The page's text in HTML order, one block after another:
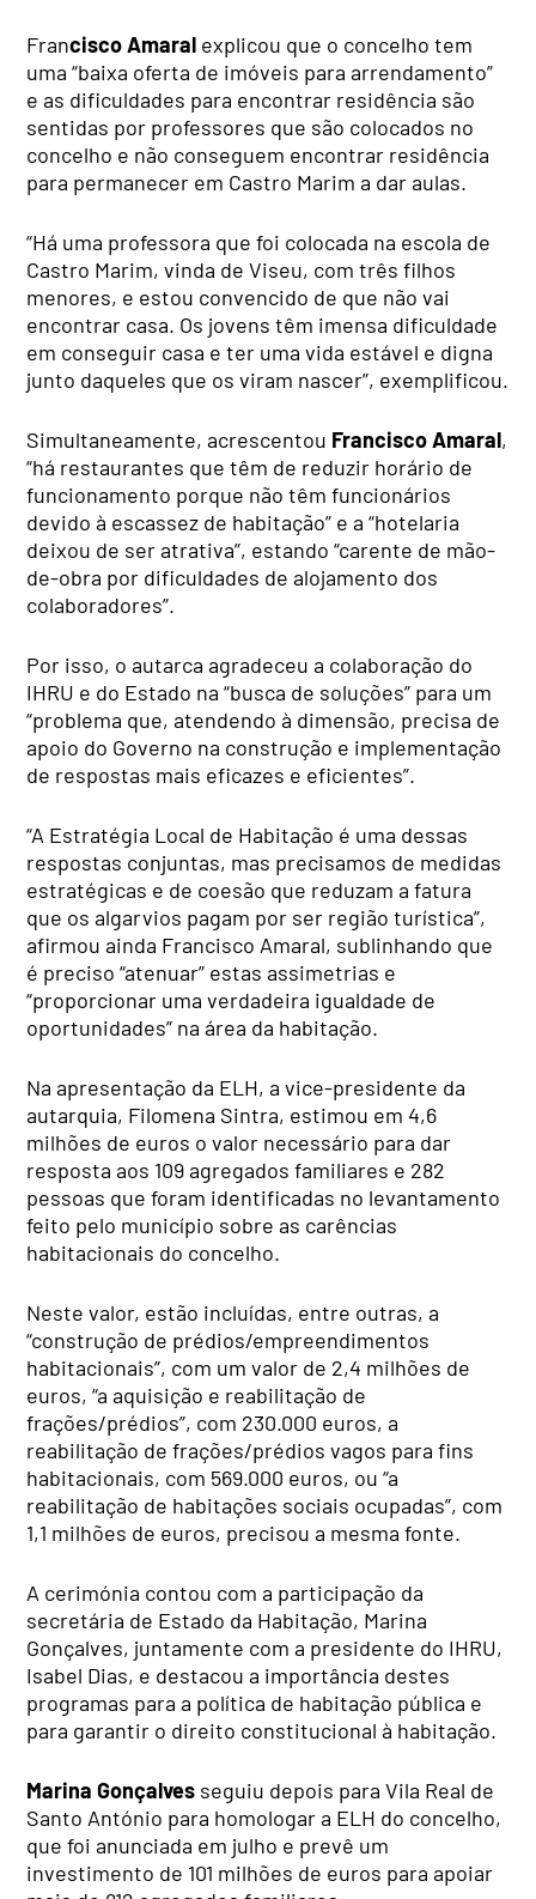
Francisco Amaral explicou que o concelho tem
uma “baixa oferta de imóveis para arrendamento”
e as dificuldades para encontrar residência são
sentidas por professores que são colocados no
concelho e não conseguem encontrar residência
para permanecer em Castro Marim a dar aulas.
“Há uma professora que foi colocada na escola de
Castro Marim, vinda de Viseu, com três filhos
menores, e estou convencido de que não vai
encontrar casa. Os jovens têm imensa dificuldade
em conseguir casa e ter uma vida estável e digna
junto daqueles que os viram nascer”, exemplificou.
Simultaneamente, acrescentou Francisco Amaral,
“há restaurantes que têm de reduzir horário de
funcionamento porque não têm funcionários
devido à escassez de habitação” e a “hotelaria
deixou de ser atrativa”, estando “carente de mão-
de-obra por dificuldades de alojamento dos
colaboradores”.
Por isso, o autarca agradeceu a colaboração do
IHRU e do Estado na “busca de soluções” para um
“problema que, atendendo à dimensão, precisa de
apoio do Governo na construção e implementação
de respostas mais eficazes e eficientes”.
“A Estratégia Local de Habitação é uma dessas
respostas conjuntas, mas precisamos de medidas
estratégicas e de coesão que reduzam a fatura
que os algarvios pagam por ser região turística”,
afirmou ainda Francisco Amaral, sublinhando que
é preciso “atenuar” estas assimetrias e
“proporcionar uma verdadeira igualdade de
oportunidades” na área da habitação.
Na apresentação da ELH, a vice-presidente da
autarquia, Filomena Sintra, estimou em 4,6
milhões de euros o valor necessário para dar
resposta aos 109 agregados familiares e 282
pessoas que foram identificadas no levantamento
feito pelo município sobre as carências
habitacionais do concelho.
Neste valor, estão incluídas, entre outras, a
“construção de prédios/empreendimentos
habitacionais”, com um valor de 2,4 milhões de
euros, “a aquisição e reabilitação de
frações/prédios”, com 230.000 euros, a
reabilitação de frações/prédios vagos para fins
habitacionais, com 569.000 euros, ou “a
reabilitação de habitações sociais ocupadas”, com
1,1 milhões de euros, precisou a mesma fonte.
A cerimónia contou com a participação da
secretária de Estado da Habitação, Marina
Gonçalves, juntamente com a presidente do IHRU,
Isabel Dias, e destacou a importância destes
programas para a política de habitação pública e
para garantir o direito constitucional à habitação.
Marina Gonçalves seguiu depois para Vila Real de
Santo António para homologar a ELH do concelho,
que foi anunciada em julho e prevê um
investimento de 101 milhões de euros para apoiar